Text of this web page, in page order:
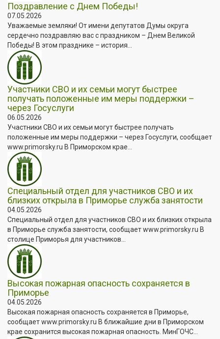
Поздравление с Днем Победы!
07.05.2026
Уважаемые земляки! От имени депутатов Думы округа
сердечно поздравляю вас с праздником – Днем Великой
Победы! В этом празднике – история...
Участники СВО и их семьи могут быстрее
получать положенные им меры поддержки –
через Госуслуги
06.05.2026
Участники СВО и их семьи могут быстрее получать
положенные им меры поддержки – через Госуслуги, сообщает
www.primorsky.ru В Приморском крае...
Специальный отдел для участников СВО и их
близких открыла в Приморье служба занятости
04.05.2026
Специальный отдел для участников СВО и их близких открыла
в Приморье служба занятости, сообщает www.primorsky.ru В
столице Приморья для участников...
Высокая пожарная опасность сохраняется в
Приморье
04.05.2026
Высокая пожарная опасность сохраняется в Приморье,
сообщает www.primorsky.ru В ближайшие дни в Приморском
крае сохранится высокая пожарная опасность. МинГОЧС...